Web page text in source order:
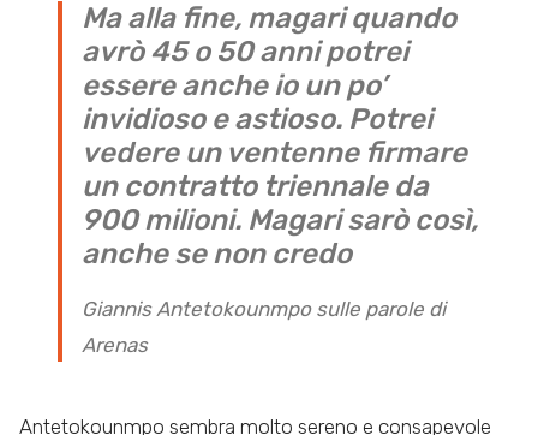
Ma alla fine, magari quando
avrò 45 o 50 anni potrei
essere anche io un po’
invidioso e astioso. Potrei
vedere un ventenne firmare
un contratto triennale da
900 milioni. Magari sarò così,
anche se non credo
Giannis Antetokounmpo sulle parole di
Arenas
Antetokounmpo sembra molto sereno e consapevole